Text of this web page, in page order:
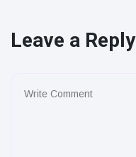
Leave a Reply